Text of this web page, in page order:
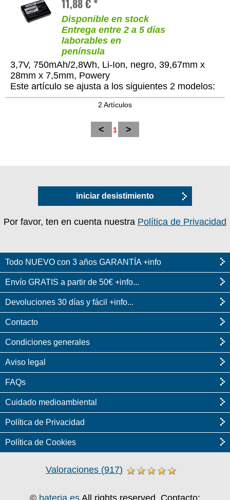
11,88 € *
Disponible en stock
Entrega entre 2 a 5 días
laborables en
península
3,7V, 750mAh/2,8Wh, Li-Ion, negro, 39,67mm x
28mm x 7,5mm, Powery
Este artículo se ajusta a los siguientes 2 modelos:
2 Artículos
< 1 >
iniciar desistimiento
Por favor, ten en cuenta nuestra Política de Privacidad
Todo NUEVO con 3 años GARANTÍA +info
Envío GRATIS a partir de 50€ +info...
Devoluciones 30 días y fácil +info...
Contacto
Condiciones generales
Aviso legal
FAQs
Cuidado medioambiental
Política de Privacidad
Política de Cookies
Valoraciones (917)
© bateria.es All rights reserved, Contacto: